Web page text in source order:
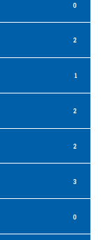
0
2
1
2
2
3
0